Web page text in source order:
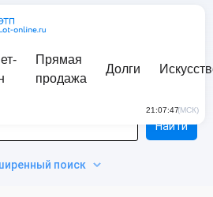
Прямая
продажа
Долги
21:07:47(МСК)
поиск
Найти